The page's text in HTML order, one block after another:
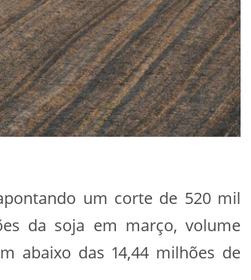
um corte de 520 mil
da soja em março, volume
abaixo das 14,44 milhões de